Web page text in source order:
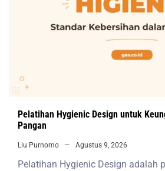
Pelatihan Hygienic Design untuk
Pangan
Liu Purnomo Agustus 9, 2026
Pelatihan Hygienic Design adalah